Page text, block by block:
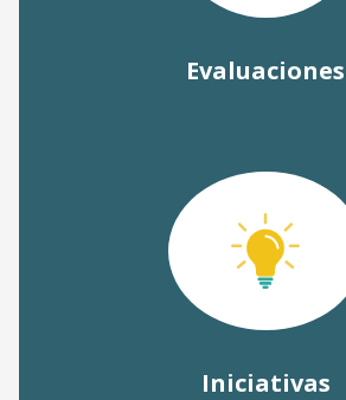
Evaluaciones
Iniciativas